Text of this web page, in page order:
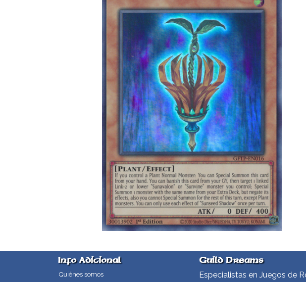
Info Adicional
Quiénes somos
Guild Dreams
Especialistas en Juegos de